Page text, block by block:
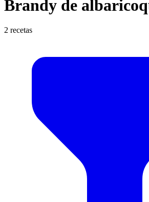
Brandy de
2 recetas